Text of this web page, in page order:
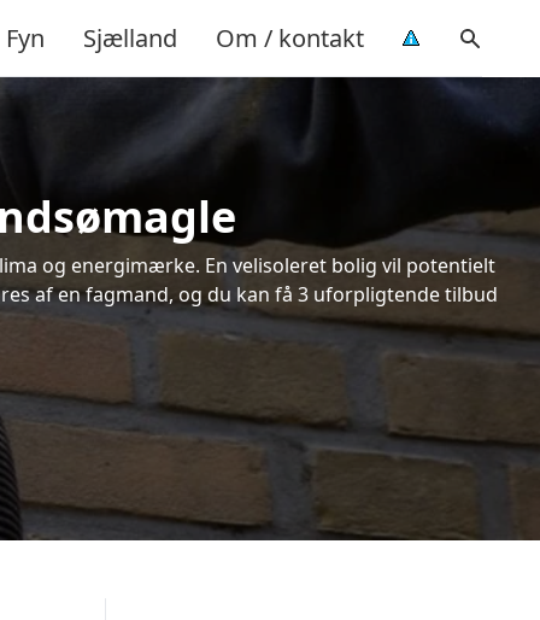
Fyn Sjælland Om / kontakt
og energimærke. En velisoleret bolig vil potentielt
af en fagmand, og du kan få 3 uforpligtende tilbud